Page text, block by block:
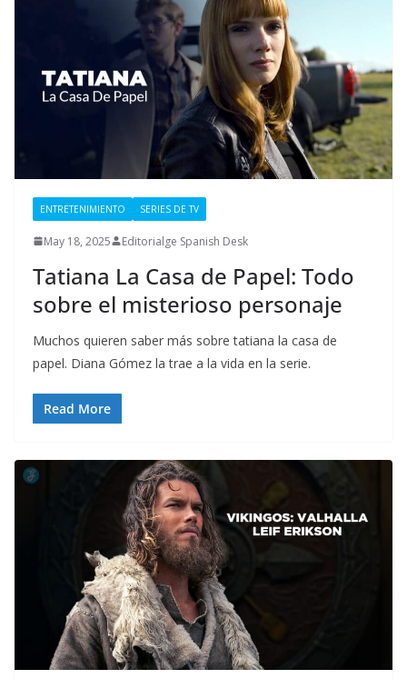
ENTRETENIMIENTO SERIES DE TV
May 18, 2025 Editorialge Spanish Desk
Tatiana La Casa de Papel: Todo
sobre el misterioso personaje
Muchos quieren saber más sobre tatiana la casa de
papel. Diana Gómez la trae a la vida en la serie.
Read More